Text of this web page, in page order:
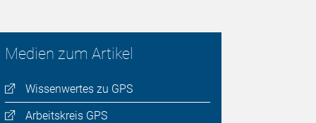
Medien zum Artikel
Wissenwertes zu GPS
Arbeitskreis GPS